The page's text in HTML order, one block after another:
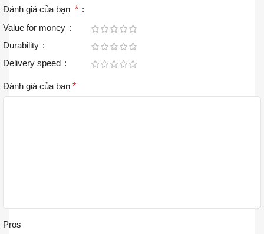
Đánh giá của bạn *
Value for money
Durability
Delivery speed
Đánh giá của bạn *
Pros